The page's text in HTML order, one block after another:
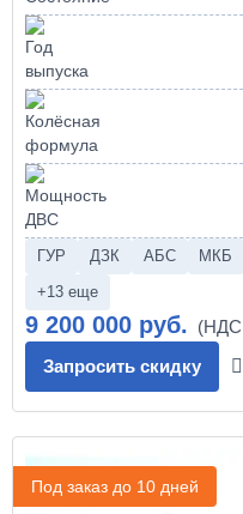
ГУР ДЗК АБС МКБ
+13 еще
9 200 000 руб.
Запросить скидку
Под заказ до 10 дней